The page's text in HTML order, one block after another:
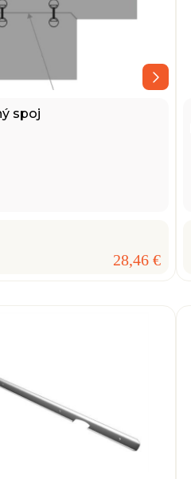
spoj
28,46 €